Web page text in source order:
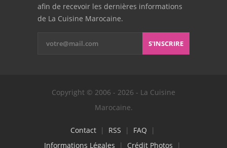
afin de recevoir les dernières informations
de La Cuisine Marocaine.
S'INSCRIRE
Copyright © 2006 - 2026 - La Cuisine
Marocaine.
Contact| RSS | FAQ |
Informations Légales | Crédit Photos |